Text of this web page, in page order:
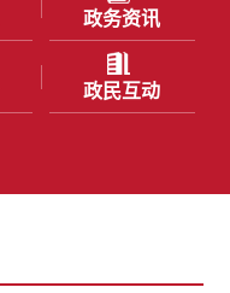
政务资讯
政民互动